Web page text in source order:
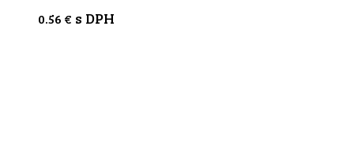
0.56 € s DPH